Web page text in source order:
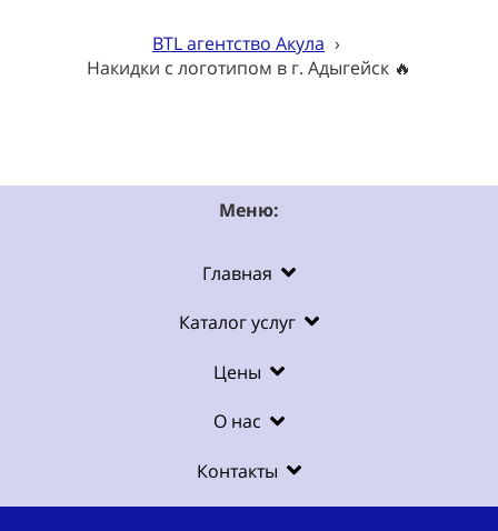
BTL агентство Акула ›
Накидки с логотипом в г. Адыгейск 🔥
Меню:
Главная
Каталог услуг
Цены
О нас
Контакты